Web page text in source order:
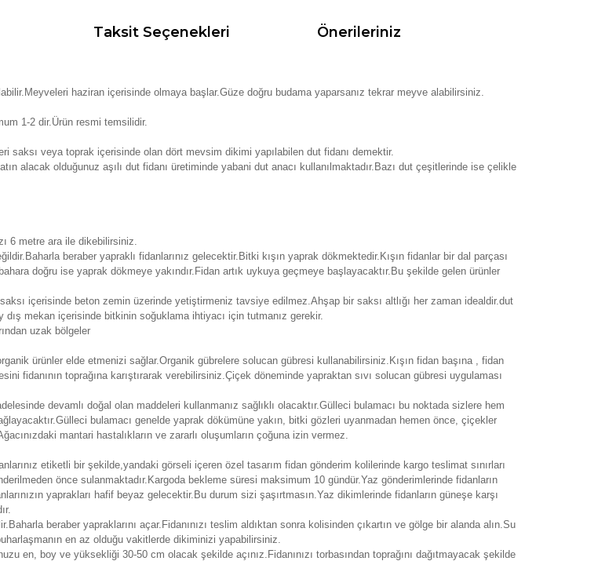
Taksit Seçenekleri Önerileriniz
haziran içerisinde olmaya başlar.Güze doğru budama yaparsanız tekrar meyve alabilirsiniz.
1-2 dir.Ürün resmi temsilidir.
saksı veya toprak içerisinde olan dört mevsim dikimi yapılabilen dut fidanı demektir.
alacak olduğunuz aşılı dut fidanı üretiminde yabani dut anacı kullanılmaktadır.Bazı dut çeşitlerinde ise çelikle
6 metre ara ile dikebilirsiniz.
beraber yapraklı fidanlarınız gelecektir.Bitki kışın yaprak dökmektedir.Kışın fidanlar bir dal parçası
doğru ise yaprak dökmeye yakındır.Fidan artık uykuya geçmeye başlayacaktır.Bu şekilde gelen ürünler
içerisinde beton zemin üzerinde yetiştirmeniz tavsiye edilmez.Ahşap bir saksı altlığı her zaman idealdir.dut
mekan içerisinde bitkinin soğuklama ihtiyacı için tutmanız gerekir.
uzak bölgeler
ürünler elde etmenizi sağlar.Organik gübrelere solucan gübresi kullanabilirsiniz.Kışın fidan başına , fidan
fidanının toprağına karıştırarak verebilirsiniz.Çiçek döneminde yapraktan sıvı solucan gübresi uygulaması
devamlı doğal olan maddeleri kullanmanız sağlıklı olacaktır.Gülleci bulamacı bu noktada sizlere hem
bulamacı genelde yaprak dökümüne yakın, bitki gözleri uyanmadan hemen önce, çiçekler
mantari hastalıkların ve zararlı oluşumların çoğuna izin vermez.
etiketli bir şekilde,yandaki görseli içeren özel tasarım fidan gönderim kolilerinde kargo teslimat sınırları
önce sulanmaktadır.Kargoda bekleme süresi maksimum 10 gündür.Yaz gönderimlerinde fidanların
yaprakları hafif beyaz gelecektir.Bu durum sizi şaşırtmasın.Yaz dikimlerinde fidanların güneşe karşı
beraber yapraklarını açar.Fidanınızı teslim aldıktan sonra kolisinden çıkartın ve gölge bir alanda alın.Su
en az olduğu vakitlerde dikiminizi yapabilirsiniz.
en, boy ve yüksekliği 30-50 cm olacak şekilde açınız.Fidanınızı torbasından toprağını dağıtmayacak şekilde